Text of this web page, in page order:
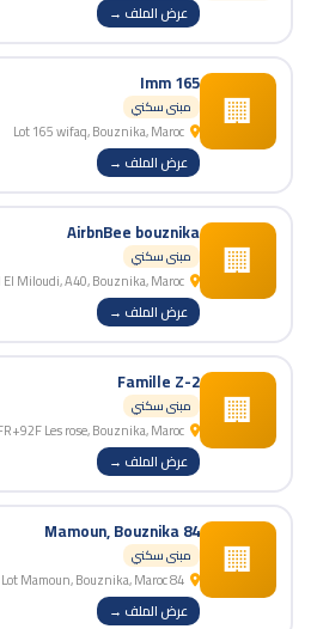
عرض الملف →
🏢
Imm 165
مبنى سكني
عرض الملف →
🏢
AirbnBee bouznika
مبنى سكني
عرض الملف →
🏢
Famille Z-2
مبنى سكني
عرض الملف →
🏢
84 Mamoun, Bouznika
مبنى سكني
عرض الملف →